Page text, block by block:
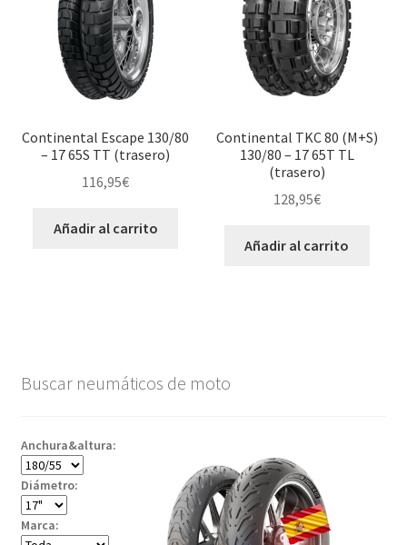
Continental Escape 130/80
– 17 65S TT (trasero)
116,95€
Añadir al carrito
Continental TKC 80 (M+S)
130/80 – 17 65T TL
(trasero)
128,95€
Añadir al carrito
Buscar neumáticos de moto
Anchura&altura:
Diámetro:
Marca: